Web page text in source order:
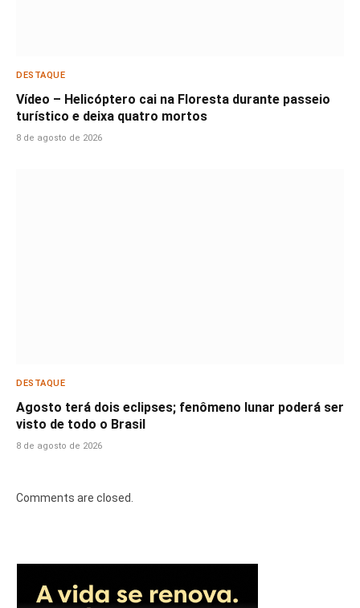
DESTAQUE
Vídeo – Helicóptero cai na Floresta durante passeio
turístico e deixa quatro mortos
8 de agosto de 2026
DESTAQUE
Agosto terá dois eclipses; fenômeno lunar poderá ser
visto de todo o Brasil
8 de agosto de 2026
Comments are closed.